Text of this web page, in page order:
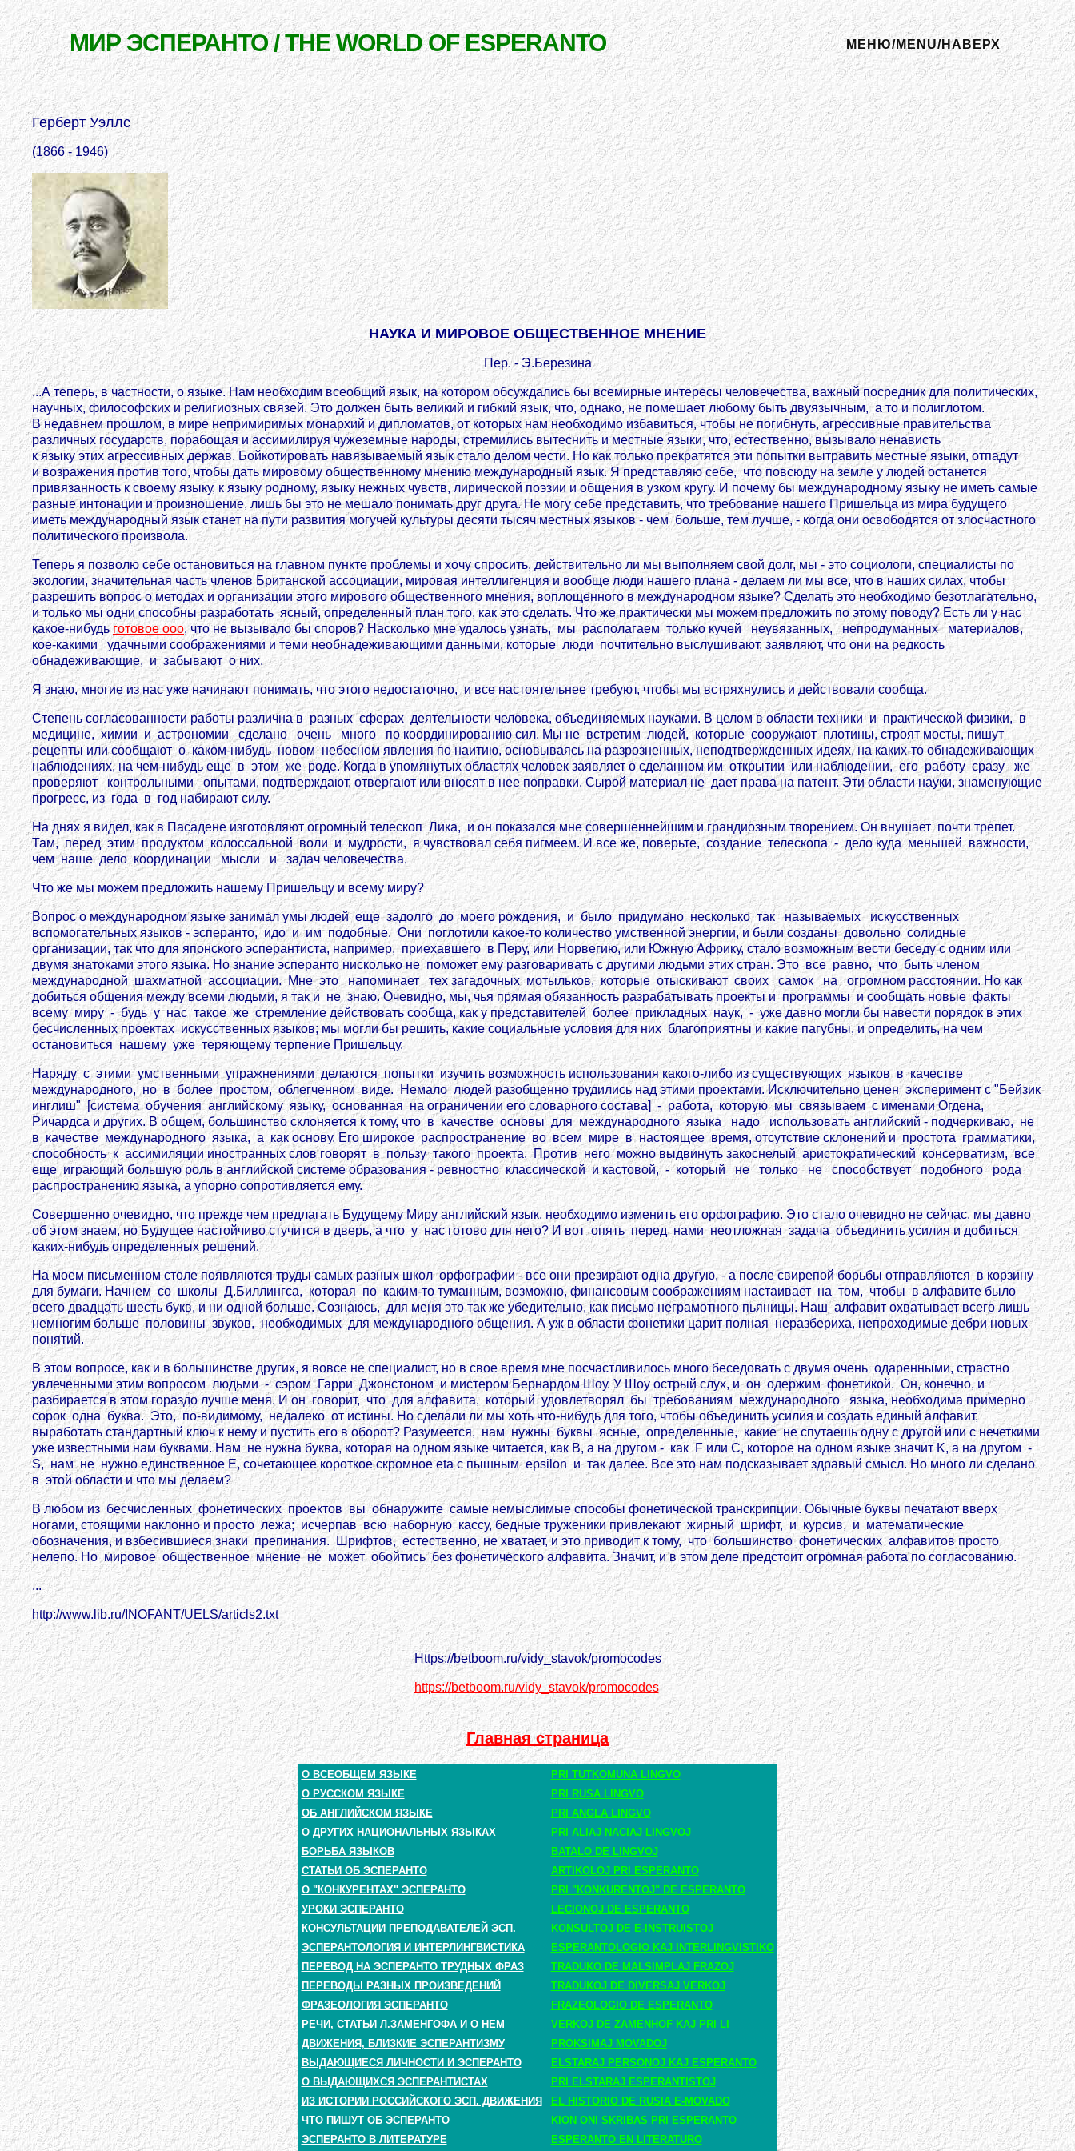
МИР ЭСПЕРАНТО / THE WORLD OF ESPERANTO МЕНЮ/MENU/НАВЕРХ
Герберт Уэллс
(1866 - 1946)
НАУКА И МИРОВОЕ ОБЩЕСТВЕННОЕ МНЕНИЕ
Пер. - Э.Березина
...А теперь, в частности, о языке. Нам необходим всеобщий язык, на котором обсуждались бы всемирные интересы человечества, важный посредник для политических,
научных, философских и религиозных связей. Это должен быть великий и гибкий язык, что, однако, не помешает любому быть двуязычным, а то и полиглотом.
В недавнем прошлом, в мире непримиримых монархий и дипломатов, от которых нам необходимо избавиться, чтобы не погибнуть, агрессивные правительства
различных государств, порабощая и ассимилируя чужеземные народы, стремились вытеснить и местные языки, что, естественно, вызывало ненависть
к языку этих агрессивных держав. Бойкотировать навязываемый язык стало делом чести. Но как только прекратятся эти попытки вытравить местные языки, отпадут
и возражения против того, чтобы дать мировому общественному мнению международный язык. Я представляю себе, что повсюду на земле у людей останется
привязанность к своему языку, к языку родному, языку нежных чувств, лирической поэзии и общения в узком кругу. И почему бы международному языку не иметь самые
разные интонации и произношение, лишь бы это не мешало понимать друг друга. Не могу себе представить, что требование нашего Пришельца из мира будущего
иметь международный язык станет на пути развития могучей культуры десяти тысяч местных языков - чем больше, тем лучше, - когда они освободятся от злосчастного
политического произвола.
Теперь я позволю себе остановиться на главном пункте проблемы и хочу спросить, действительно ли мы выполняем свой долг, мы - это социологи, специалисты по
экологии, значительная часть членов Британской ассоциации, мировая интеллигенция и вообще люди нашего плана - делаем ли мы все, что в наших силах, чтобы
разрешить вопрос о методах и организации этого мирового общественного мнения, воплощенного в международном языке? Сделать это необходимо безотлагательно,
и только мы одни способны разработать ясный, определенный план того, как это сделать. Что же практически мы можем предложить по этому поводу? Есть ли у нас
какое-нибудь готовое ооо, что не вызывало бы споров? Насколько мне удалось узнать, мы располагаем только кучей неувязанных, непродуманных материалов,
кое-какими удачными соображениями и теми необнадеживающими данными, которые люди почтительно выслушивают, заявляют, что они на редкость
обнадеживающие, и забывают о них.
Я знаю, многие из нас уже начинают понимать, что этого недостаточно, и все настоятельнее требуют, чтобы мы встряхнулись и действовали сообща.
Степень согласованности работы различна в разных сферах деятельности человека, объединяемых науками. В целом в области техники и практической физики, в
медицине, химии и астрономии сделано очень много по координированию сил. Мы не встретим людей, которые сооружают плотины, строят мосты, пишут
рецепты или сообщают о каком-нибудь новом небесном явления по наитию, основываясь на разрозненных, неподтвержденных идеях, на каких-то обнадеживающих
наблюдениях, на чем-нибудь еще в этом же роде. Когда в упомянутых областях человек заявляет о сделанном им открытии или наблюдении, его работу сразу же
проверяют контрольными опытами, подтверждают, отвергают или вносят в нее поправки. Сырой материал не дает права на патент. Эти области науки, знаменующие
прогресс, из года в год набирают силу.
На днях я видел, как в Пасадене изготовляют огромный телескоп Лика, и он показался мне совершеннейшим и грандиозным творением. Он внушает почти трепет.
Там, перед этим продуктом колоссальной воли и мудрости, я чувствовал себя пигмеем. И все же, поверьте, создание телескопа - дело куда меньшей важности,
чем наше дело координации мысли и задач человечества.
Что же мы можем предложить нашему Пришельцу и всему миру?
Вопрос о международном языке занимал умы людей еще задолго до моего рождения, и было придумано несколько так называемых искусственных
вспомогательных языков - эсперанто, идо и им подобные. Они поглотили какое-то количество умственной энергии, и были созданы довольно солидные
организации, так что для японского эсперантиста, например, приехавшего в Перу, или Норвегию, или Южную Африку, стало возможным вести беседу с одним или
двумя знатоками этого языка. Но знание эсперанто нисколько не поможет ему разговаривать с другими людьми этих стран. Это все равно, что быть членом
международной шахматной ассоциации. Мне это напоминает тех загадочных мотыльков, которые отыскивают своих самок на огромном расстоянии. Но как
добиться общения между всеми людьми, я так и не знаю. Очевидно, мы, чья прямая обязанность разрабатывать проекты и программы и сообщать новые факты
всему миру - будь у нас такое же стремление действовать сообща, как у представителей более прикладных наук, - уже давно могли бы навести порядок в этих
бесчисленных проектах искусственных языков; мы могли бы решить, какие социальные условия для них благоприятны и какие пагубны, и определить, на чем
остановиться нашему уже теряющему терпение Пришельцу.
Наряду с этими умственными упражнениями делаются попытки изучить возможность использования какого-либо из существующих языков в качестве
международного, но в более простом, облегченном виде. Немало людей разобщенно трудились над этими проектами. Исключительно ценен эксперимент с "Бейзик
инглиш" [система обучения английскому языку, основанная на ограничении его словарного состава] - работа, которую мы связываем с именами Огдена,
Ричардса и других. В общем, большинство склоняется к тому, что в качестве основы для международного языка надо использовать английский - подчеркиваю, не
в качестве международного языка, а как основу. Его широкое распространение во всем мире в настоящее время, отсутствие склонений и простота грамматики,
способность к ассимиляции иностранных слов говорят в пользу такого проекта. Против него можно выдвинуть закоснелый аристократический консерватизм, все
еще играющий большую роль в английской системе образования - ревностно классической и кастовой, - который не только не способствует подобного рода
распространению языка, а упорно сопротивляется ему.
Совершенно очевидно, что прежде чем предлагать Будущему Миру английский язык, необходимо изменить его орфографию. Это стало очевидно не сейчас, мы давно
об этом знаем, но Будущее настойчиво стучится в дверь, а что у нас готово для него? И вот опять перед нами неотложная задача объединить усилия и добиться
каких-нибудь определенных решений.
На моем письменном столе появляются труды самых разных школ орфографии - все они презирают одна другую, - а после свирепой борьбы отправляются в корзину
для бумаги. Начнем со школы Д.Биллингса, которая по каким-то туманным, возможно, финансовым соображениям настаивает на том, чтобы в алфавите было
всего двадцать шесть букв, и ни одной больше. Сознаюсь, для меня это так же убедительно, как письмо неграмотного пьяницы. Наш алфавит охватывает всего лишь
немногим больше половины звуков, необходимых для международного общения. А уж в области фонетики царит полная неразбериха, непроходимые дебри новых
понятий.
В этом вопросе, как и в большинстве других, я вовсе не специалист, но в свое время мне посчастливилось много беседовать с двумя очень одаренными, страстно
увлеченными этим вопросом людьми - сэром Гарри Джонстоном и мистером Бернардом Шоу. У Шоу острый слух, и он одержим фонетикой. Он, конечно, и
разбирается в этом гораздо лучше меня. И он говорит, что для алфавита, который удовлетворял бы требованиям международного языка, необходима примерно
сорок одна буква. Это, по-видимому, недалеко от истины. Но сделали ли мы хоть что-нибудь для того, чтобы объединить усилия и создать единый алфавит,
выработать стандартный ключ к нему и пустить его в оборот? Разумеется, нам нужны буквы ясные, определенные, какие не спутаешь одну с другой или с нечеткими
уже известными нам буквами. Нам не нужна буква, которая на одном языке читается, как В, а на другом - как F или C, которое на одном языке значит K, а на другом -
S, нам не нужно единственное E, сочетающее короткое скромное eta с пышным epsilon и так далее. Все это нам подсказывает здравый смысл. Но много ли сделано
в этой области и что мы делаем?
В любом из бесчисленных фонетических проектов вы обнаружите самые немыслимые способы фонетической транскрипции. Обычные буквы печатают вверх
ногами, стоящими наклонно и просто лежа; исчерпав всю наборную кассу, бедные труженики привлекают жирный шрифт, и курсив, и математические
обозначения, и взбесившиеся знаки препинания. Шрифтов, естественно, не хватает, и это приводит к тому, что большинство фонетических алфавитов просто
нелепо. Но мировое общественное мнение не может обойтись без фонетического алфавита. Значит, и в этом деле предстоит огромная работа по согласованию.
...
http://www.lib.ru/INOFANT/UELS/articls2.txt
Https://betboom.ru/vidy_stavok/promocodes
https://betboom.ru/vidy_stavok/promocodes
Главная страница
О ВСЕОБЩЕМ ЯЗЫКЕ
PRI TUTKOMUNA LINGVO
О РУССКОМ ЯЗЫКЕ
PRI RUSA LINGVO
ОБ АНГЛИЙСКОМ ЯЗЫКЕ
PRI ANGLA LINGVO
О ДРУГИХ НАЦИОНАЛЬНЫХ ЯЗЫКАХ
PRI ALIAJ NACIAJ LINGVOJ
БОРЬБА ЯЗЫКОВ
BATALO DE LINGVOJ
СТАТЬИ ОБ ЭСПЕРАНТО
ARTIKOLOJ PRI ESPERANTO
О "КОНКУРЕНТАХ" ЭСПЕРАНТО
PRI "KONKURENTOJ" DE ESPERANTO
УРОКИ ЭСПЕРАНТО
LECIONOJ DE ESPERANTO
КОНСУЛЬТАЦИИ ПРЕПОДАВАТЕЛЕЙ ЭСП.
KONSULTOJ DE E-INSTRUISTOJ
ЭСПЕРАНТОЛОГИЯ И ИНТЕРЛИНГВИСТИКА
ESPERANTOLOGIO KAJ INTERLINGVISTIKO
ПЕРЕВОД НА ЭСПЕРАНТО ТРУДНЫХ ФРАЗ
TRADUKO DE MALSIMPLAJ FRAZOJ
ПЕРЕВОДЫ РАЗНЫХ ПРОИЗВЕДЕНИЙ
TRADUKOJ DE DIVERSAJ VERKOJ
ФРАЗЕОЛОГИЯ ЭСПЕРАНТО
FRAZEOLOGIO DE ESPERANTO
РЕЧИ, СТАТЬИ Л.ЗАМЕНГОФА И О НЕМ
VERKOJ DE ZAMENHOF KAJ PRI LI
ДВИЖЕНИЯ, БЛИЗКИЕ ЭСПЕРАНТИЗМУ
PROKSIMAJ MOVADOJ
ВЫДАЮЩИЕСЯ ЛИЧНОСТИ И ЭСПЕРАНТО
ELSTARAJ PERSONOJ KAJ ESPERANTO
О ВЫДАЮЩИХСЯ ЭСПЕРАНТИСТАХ
PRI ELSTARAJ ESPERANTISTOJ
ИЗ ИСТОРИИ РОССИЙСКОГО ЭСП. ДВИЖЕНИЯ
EL HISTORIO DE RUSIA E-MOVADO
ЧТО ПИШУТ ОБ ЭСПЕРАНТО
KION ONI SKRIBAS PRI ESPERANTO
ЭСПЕРАНТО В ЛИТЕРАТУРЕ
ESPERANTO EN LITERATURO